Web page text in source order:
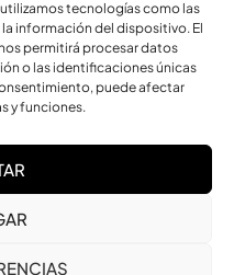
tecnologías como las
información del dispositivo. El
permitirá procesar datos
o las identificaciones únicas
puede afectar
y funciones.